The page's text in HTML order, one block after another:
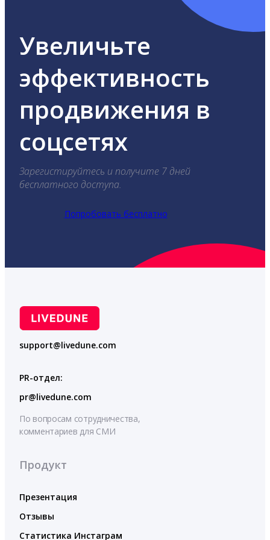
Увеличьте
эффективность
продвижения в
соцсетях
Зарегистируйтесь и получите 7 дней
бесплатного доступа.
Попробовать бесплатно
support@livedune.com
PR-отдел:
pr@livedune.com
По вопросам сотрудничества,
комментариев для СМИ
Продукт
Презентация
Отзывы
Статистика Инстаграм